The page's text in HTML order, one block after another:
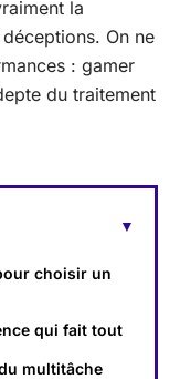
la
On ne
: gamer
du traitement
choisir un
qui fait tout
multitâche